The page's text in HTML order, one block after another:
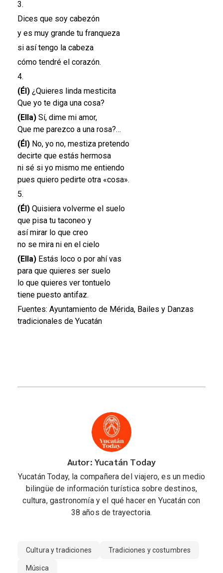
3.
Dices que soy cabezón
y es muy grande tu franqueza
si así tengo la cabeza
cómo tendré el corazón.
4.
(Él) ¿Quieres linda mesticita
Que yo te diga una cosa?
(Ella) Sí, dime mi amor,
Que me parezco a una rosa?…
(Él) No, yo no, mestiza pretendo
decirte que estás hermosa
ni sé si yo mismo me entiendo
pues quiero pedirte otra «cosa».
5.
(Él) Quisiera volverme el suelo
que pisa tu taconeo y
así mirar lo que creo
no se mira ni en el cielo
(Ella) Estás loco o por ahí vas
para que quieres ser suelo
lo que quieres ver tontuelo
tiene puesto antifaz.
Fuentes: Ayuntamiento de Mérida, Bailes y Danzas
tradicionales de Yucatán
Autor: Yucatán Today
Yucatán Today, la compañera del viajero, es un medio
bilingüe de información turística sobre destinos,
cultura, gastronomía y el qué hacer en Yucatán con
38 años de trayectoria.
Cultura y tradiciones Tradiciones y costumbres
Música